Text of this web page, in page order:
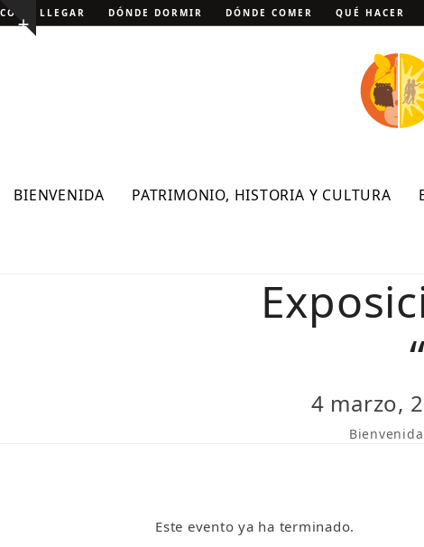
Skip
to Show
CÓMO LLEGAR DÓNDE DORMIR DÓNDE COMER QUÉ HACER
BIENVENIDA PATRIMONIO, HISTORIA Y CULTURA
4 marzo,
Bienvenida
Este evento ya ha terminado.